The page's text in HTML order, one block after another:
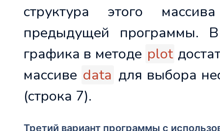
структура этого
предыдущей программы.
графика в методе plot
массиве data для выбора
(строка 7).
Третий вариант программы с